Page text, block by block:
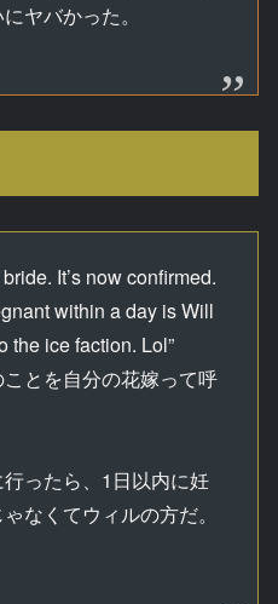
ヤバかった。
It’s now confirmed.
within a day is Will
the ice faction. Lol”
とを自分の花嫁って呼
ったら、1日以内に妊
なくてウィルの方だ。